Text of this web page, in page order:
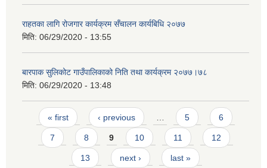
राहतका लागि रोजगार कार्यक्रम सँचालन कार्यबिधि २०७७
मिति: 06/29/2020 - 13:55
बारपाक सुलिकोट गाउँपालिकाको निति तथा कार्यक्रम २०७७।७८
मिति: 06/29/2020 - 13:48
Pages
« first ‹ previous 5 6
7 8 9 10 11 12
13 next › last »